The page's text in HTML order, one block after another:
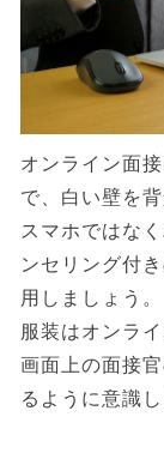
オンライン面
で、白い壁を
スマホではな
ンセリング付
用しましょう。
服装はオンラ
画面上の面接
るように意識し